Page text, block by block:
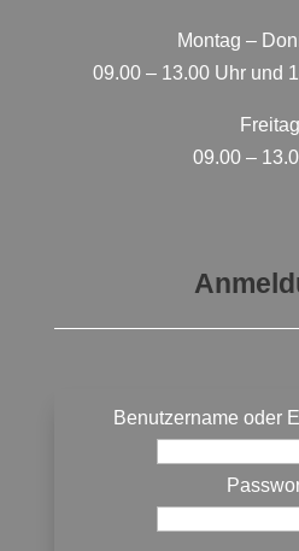
Montag –
09.00 – 13.00 Uhr und
Freitag
09.00 –
Benutzername oder